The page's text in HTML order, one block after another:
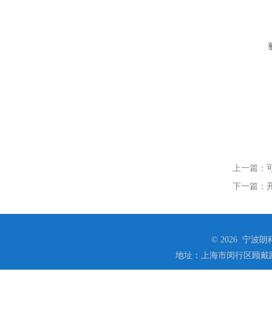
上一篇：
下一篇：
© 2026 宁波朗
地址：上海市闵行区顾